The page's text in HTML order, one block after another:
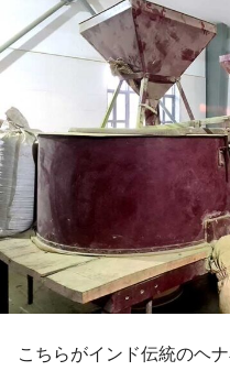
こちらがインド伝統のヘ